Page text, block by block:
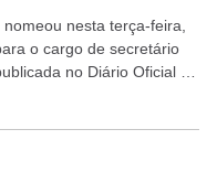
nesta terça-feira,
o cargo de secretário
no Diário Oficial da